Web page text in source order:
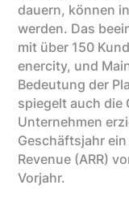
dauern, können
werden. Das
mit über 150
enercity, und
Bedeutung der
spiegelt auch die
Unternehmen
Geschäftsjahr
Revenue (ARR)
Vorjahr.